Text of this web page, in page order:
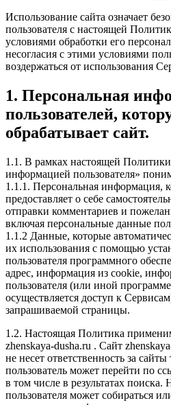
Использование сайта означает
пользователя с настоящей
условиями обработки его
несогласия с этими условиями
воздержаться от использования
1. Персональная
пользователей,
обрабатывает сайт.
1.1. В рамках настоящей
информацией пользователя»
1.1.1. Персональная информация,
предоставляет о себе
отправки комментариев и
включая персональные данные
1.1.2 Данные, которые
их использования с помощью
пользователя программного
адрес, информация из cookie,
пользователя (или иной
осуществляется доступ к
запрашиваемой страницы.
1.2. Настоящая Политика
zhenskaya-dusha.ru . Сайт
не несет ответственность за
пользователь может перейти по
в том числе в результатах поиска.
пользователя может собираться